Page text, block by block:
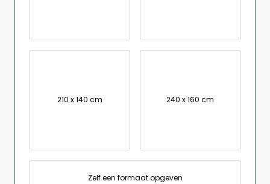
210 x 140 cm 240 x 160 cm
Zelf een formaat opgeven